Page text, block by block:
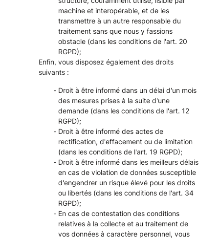
machine et interopérable, et de les
transmettre à un autre responsable du
traitement sans que nous y fassions
obstacle (dans les conditions de l'art. 20
RGPD);
Enfin, vous disposez également des droits
suivants :
Droit à être informé dans un délai d'un mois
des mesures prises à la suite d'une
demande (dans les conditions de l'art. 12
RGPD);
Droit à être informé des actes de
rectification, d'effacement ou de limitation
(dans les conditions de l'art. 19 RGPD);
Droit à être informé dans les meilleurs délais
en cas de violation de données susceptible
d'engendrer un risque élevé pour les droits
ou libertés (dans les conditions de l'art. 34
RGPD);
En cas de contestation des conditions
relatives à la collecte et au traitement de
vos données à caractère personnel, vous